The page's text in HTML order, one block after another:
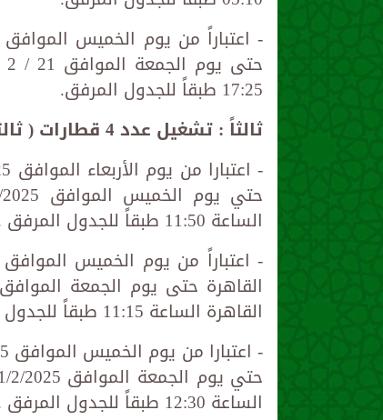
17:25 طبقاً للجدول المرفق.
ثالثاً : تشغيل عدد 4 قطارات ( ثالثة مكيفة ) على خط القاهرة / أسوان والعكس :
الساعة 11:50 طبقاً للجدول المرفق .
القاهرة الساعة 11:15 طبقاً للجدول المرفق .
الساعة 12:30 طبقاً للجدول المرفق .